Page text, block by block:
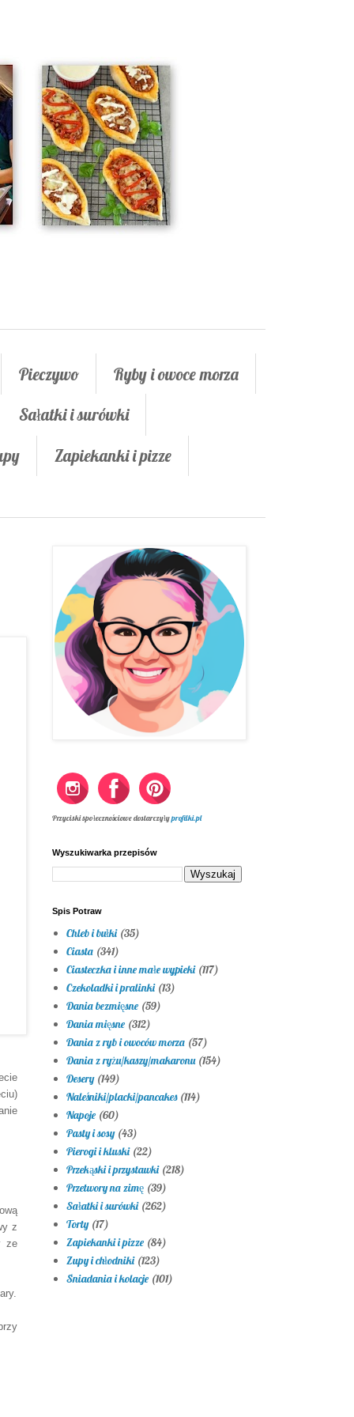
Pieczywo
Ryby i owoce morza
Sałatki i surówki
Zapiekanki i pizze
ie
z
ze
Przyciski społecznościowe dostarczyłyprofilki.pl
Wyszukiwarka przepisów
Spis Potraw
Chleb i bułki (35)
Ciasta (341)
Ciasteczka i inne małe wypieki (117)
Czekoladki i pralinki (13)
Dania bezmięsne (59)
Dania mięsne (312)
Dania z ryb i owoców morza (57)
Dania z ryżu/kaszy/makaronu (154)
Desery (149)
Naleśniki/placki/pancakes (114)
Napoje (60)
Pasty i sosy (43)
Pierogi i kluski (22)
Przekąski i przystawki (218)
Przetwory na zimę (39)
Sałatki i surówki (262)
Torty (17)
Zapiekanki i pizze (84)
Zupy i chłodniki (123)
Śniadania i kolacje (101)